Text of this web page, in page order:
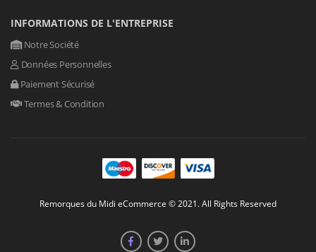
INFORMATIONS DE L'ENTREPRISE
Notre Société
Données Personnelles
Paiement Sécurisé
Termes & Condition
Remorques du Midi eCommerce © 2021. All Rights Reserved